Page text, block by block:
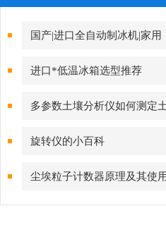
国产|进口全自动制冰机|家用
制冰机|小型制冰机|雪花制冰机
进口*低温冰箱选型推荐
多参数土壤分析仪如何测定土
壤的pH值和分析土壤肥力
旋转仪的小百科
尘埃粒子计数器原理及其使用
范围